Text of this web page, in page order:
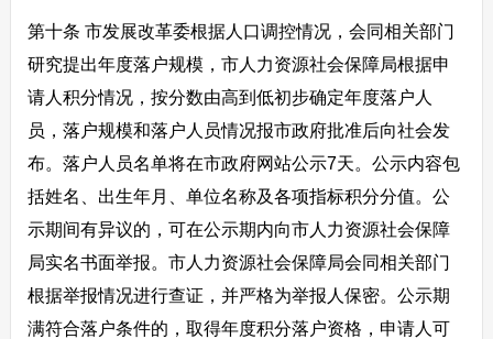
第十条 市发展改革委根据人口调控情况，会同相关部门
研究提出年度落户规模，市人力资源社会保障局根据申
请人积分情况，按分数由高到低初步确定年度落户人
员，落户规模和落户人员情况报市政府批准后向社会发
布。落户人员名单将在市政府网站公示7天。公示内容包
括姓名、出生年月、单位名称及各项指标积分分值。公
示期间有异议的，可在公示期内向市人力资源社会保障
局实名书面举报。市人力资源社会保障局会同相关部门
根据举报情况进行查证，并严格为举报人保密。公示期
满符合落户条件的，取得年度积分落户资格，申请人可